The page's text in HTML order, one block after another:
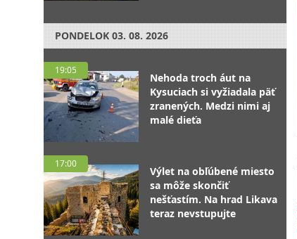
PONDELOK 03. 08. 2026
19:05
Nehoda troch áut na
Kysuciach si vyžiadala päť
zranených. Medzi nimi aj
malé dieťa
17:00
Výlet na obľúbené miesto
sa môže skončiť
nešťastím. Na hrad Likava
teraz nevstupujte